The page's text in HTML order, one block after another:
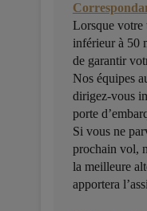
Lorsque votre
inférieur à 50
de garantir
Nos équipes
dirigez-vous
porte
Si vous ne
prochain vol,
la meilleure
apportera